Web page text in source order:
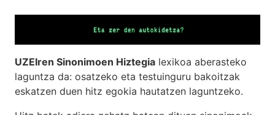
UZEIren Sinonimoen Hiztegia lexikoa aberasteko
laguntza da: osatzeko eta testuinguru bakoitzak
eskatzen duen hitz egokia hautatzen laguntzeko.